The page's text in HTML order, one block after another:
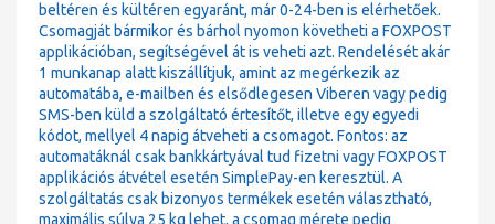
beltéren és kültéren egyaránt, már 0-24-ben is elérhetőek.
Csomagját bármikor és bárhol nyomon követheti a FOXPOST
applikációban, segítségével át is veheti azt. Rendelését akár
1 munkanap alatt kiszállítjuk, amint az megérkezik az
automatába, e-mailben és elsődlegesen Viberen vagy pedig
SMS-ben küld a szolgáltató értesítőt, illetve egy egyedi
kódot, mellyel 4 napig átveheti a csomagot. Fontos: az
automatáknál csak bankkártyával tud fizetni vagy FOXPOST
applikációs átvétel esetén SimplePay-en keresztül. A
szolgáltatás csak bizonyos termékek esetén választható,
maximális súlya 25 kg lehet, a csomag mérete pedig